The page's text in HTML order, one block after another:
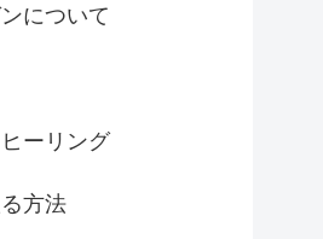
について
ーリング
方法